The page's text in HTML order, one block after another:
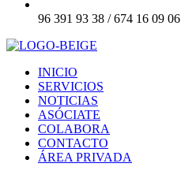
96 391 93 38 / 674 16 09 06
INICIO
SERVICIOS
NOTICIAS
ASÓCIATE
COLABORA
CONTACTO
ÁREA PRIVADA